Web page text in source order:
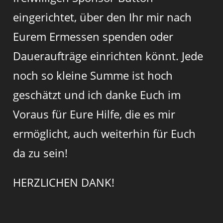
eingerichtet, über den Ihr mir nach
Eurem Ermessen spenden oder
Daueraufträge einrichten könnt. Jede
noch so kleine Summe ist hoch
geschätzt und ich danke Euch im
Voraus für Eure Hilfe, die es mir
ermöglicht, auch weiterhin für Euch
da zu sein!
HERZLICHEN DANK!